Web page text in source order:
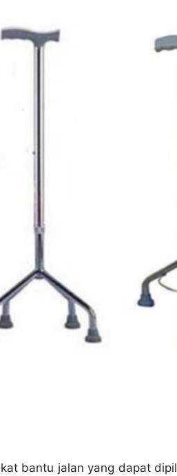
bantu jalan yang dapat